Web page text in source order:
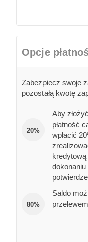
Opcje
Zabezpiecz swoje
pozostałą kwotę
20%
Aby
płatność
wpłacić
80%
Saldo